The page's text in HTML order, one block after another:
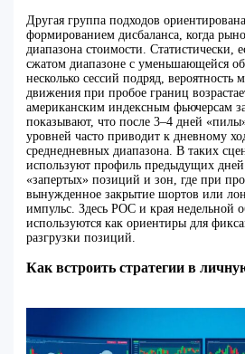
Другая группа подходов
формированием дисбаланса, когда
диапазона стоимости. Статистически,
сжатом диапазоне с уменьшающейся
несколько сессий подряд,
движения при пробое границ
американским индексным фьючерсам
показывают, что после 3–4 дней
уровней часто приводит к дневному
среднедневных диапазона. В таких
используют профиль предыдущих дней
«запертых» позиций и зон, где при
вынужденное закрытие шортов или
импульс. Здесь POC и края недельной
используются как ориентиры для
разгрузки позиций.
Как встроить стратегии в